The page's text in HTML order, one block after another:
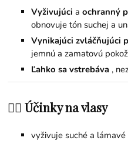
Vyživujúci a ochranný
obnovuje tón suchej a
Vynikajúci zvláčňujúci
jemnú a zamatovú
Ľahko sa vstrebáva ,
💇‍♀️ Účinky na vlasy
vyživuje suché a